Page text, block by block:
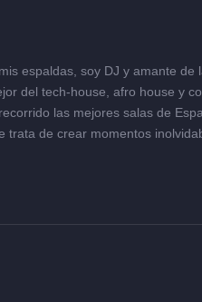
espaldas, soy DJ y amante
del tech-house, afro house y
las mejores salas de
trata de crear momentos